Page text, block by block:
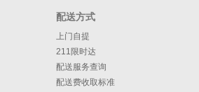
配送方式
上门自提
211限时达
配送服务查询
配送费收取标准